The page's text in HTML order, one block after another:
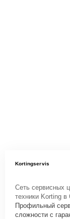
Kortingservis
Сеть сервисных
техники Korting в
Профильный
сложности с